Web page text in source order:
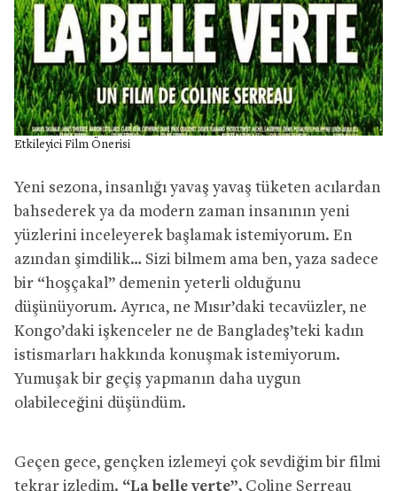
Etkileyici Film Önerisi
Yeni sezona, insanlığı yavaş yavaş tüketen acılardan
bahsederek ya da modern zaman insanının yeni
yüzlerini inceleyerek başlamak istemiyorum. En
azından şimdilik… Sizi bilmem ama ben, yaza sadece
bir “hoşçakal” demenin yeterli olduğunu
düşünüyorum. Ayrıca, ne Mısır’daki tecavüzler, ne
Kongo’daki işkenceler ne de Bangladeş’teki kadın
istismarları hakkında konuşmak istemiyorum.
Yumuşak bir geçiş yapmanın daha uygun
olabileceğini düşündüm.
Geçen gece, gençken izlemeyi çok sevdiğim bir filmi
tekrar izledim. “La belle verte”, Coline Serreau